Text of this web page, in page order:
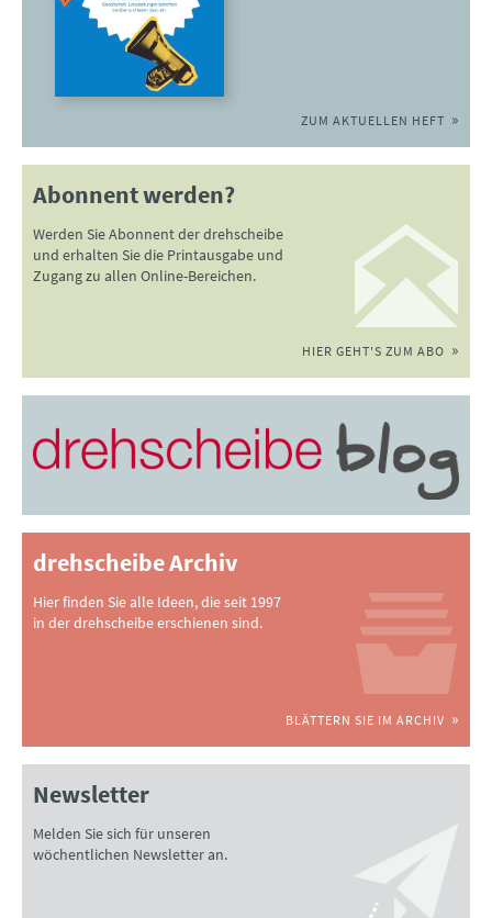
ZUM AKTUELLEN HEFT
Abonnent werden?
Werden Sie Abonnent der drehscheibe
und erhalten Sie die Printausgabe und
Zugang zu allen Online-Bereichen.
HIER GEHT'S ZUM ABO
drehscheibe Archiv
Hier finden Sie alle Ideen, die seit 1997
in der drehscheibe erschienen sind.
BLÄTTERN SIE IM ARCHIV
Newsletter
Melden Sie sich für unseren
wöchentlichen Newsletter an.